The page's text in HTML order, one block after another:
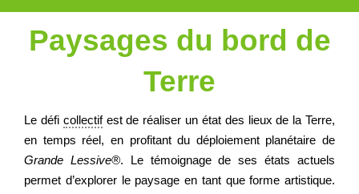
Regarder
Paysages du bord de
Terre
Le défi collectifest de réaliser un état des lieux de la Terre,
en temps réel, en profitant du déploiement planétaire de
Grande Lessive®. Le témoignage de ses états actuels
permet d’explorer le paysage en tant que forme artistique.